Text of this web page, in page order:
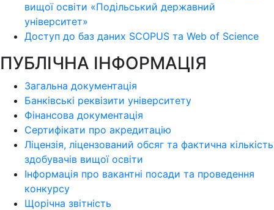
вищої освіти «Подільський державний
університет»
Доступ до баз даних SCOPUS та Web of Science
ПУБЛІЧНА ІНФОРМАЦІЯ
Загальна документація
Банківські реквізити університету
Фінансова документація
Сертифікати про акредитацію
Ліцензія, ліцензований обсяг та фактична кількість
здобувачів вищої освіти
Інформація про вакантні посади та проведення
конкурсу
Щорічна звітність